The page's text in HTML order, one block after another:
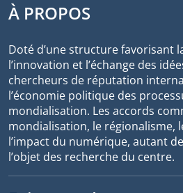
À PROPOS
Doté d’une structure favorisant
l’innovation et l’échange des
chercheurs de réputation
l’économie politique des
mondialisation. Les accords
mondialisation, le régionalisme,
l’impact du numérique, autant
l’objet des recherche du centre.